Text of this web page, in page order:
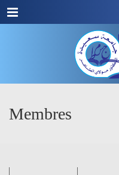
Menu
Membres